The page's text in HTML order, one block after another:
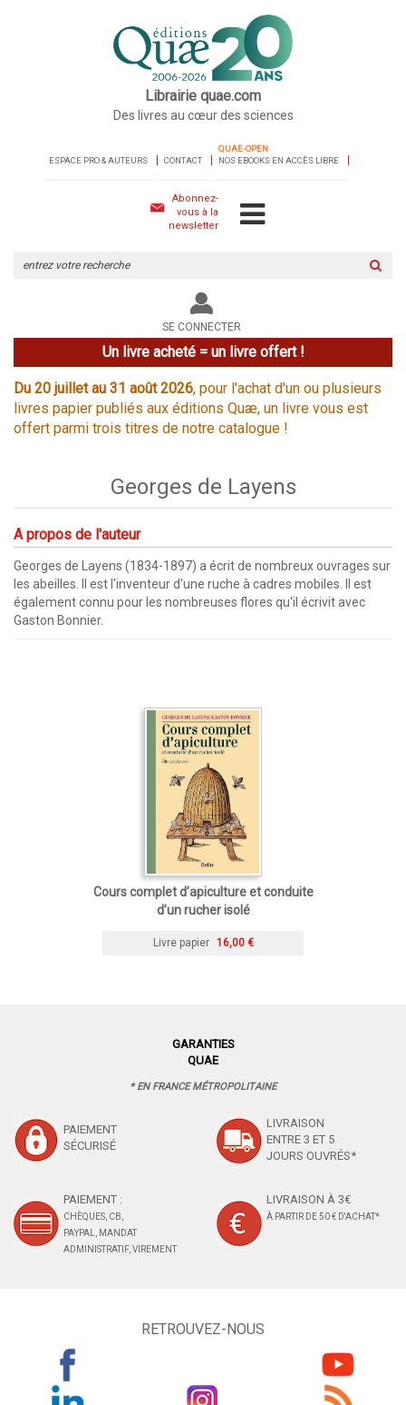
Librairie quae.com
Des livres au cœur des sciences
ESPACE PRO & AUTEURS CONTACT
QUAE-OPEN
NOS EBOOKS EN ACCÈS LIBRE
Abonnez-
vous à la
newsletter
le
site
SE CONNECTER
Un livre acheté = un livre offert !
Du 20 juillet au 31 août 2026, pour l'achat d'un ou plusieurs
livres papier publiés aux éditions Quæ, un livre vous est
offert parmi trois titres de notre catalogue !
Georges de Layens
A propos de l'auteur
Georges de Layens (1834-1897) a écrit de nombreux ouvrages sur
les abeilles. Il est l'inventeur d'une ruche à cadres mobiles. Il est
également connu pour les nombreuses flores qu'il écrivit avec
Gaston Bonnier.
Cours complet d’apiculture et conduite
d’un rucher isolé
Livre papier 16,00 €
GARANTIES
QUAE
* EN FRANCE MÉTROPOLITAINE
PAIEMENT
SÉCURISÉ
LIVRAISON
ENTRE 3 ET 5
JOURS OUVRÉS*
PAIEMENT :
CHÈQUES, CB,
PAYPAL, MANDAT
ADMINISTRATIF, VIREMENT
LIVRAISON À 3€
À PARTIR DE 50 € D'ACHAT*
RETROUVEZ-NOUS